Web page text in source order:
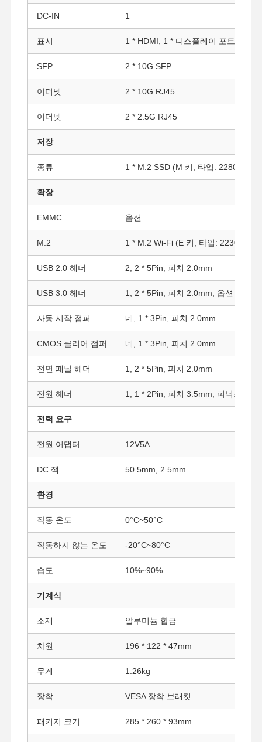
홈 제품 소개 회사 소개 공장 투어
방화벽 미니 PC
산업적 미니 pc
1U 랙마운트 PC
POE 미니 PC
NAS 미니 PC
셀레론 미니 PC
코어 미니 PC
오피스 미니 PC
산업용 마더보드
방화벽 메인보드
DC-IN 1
표시 1 * HDMI, 1 * 디스플레이 포트
SFP 2 * 10G SFP
이더넷 2 * 10G RJ45
이더넷 2 * 2.5G RJ45
저장
종류 1 * M.2 SSD (M 키, 타입: 2280,
확장
EMMC 옵션
M.2 1 * M.2 Wi-Fi (E 키, 타입: 2230)
USB 2.0 헤더 2, 2 * 5Pin, 피치 2.0mm
USB 3.0 헤더 1, 2 * 5Pin, 피치 2.0mm, 옵션
자동 시작 점퍼 네, 1 * 3Pin, 피치 2.0mm
CMOS 클리어 점퍼 네, 1 * 3Pin, 피치 2.0mm
전면 패널 헤더 1, 2 * 5Pin, 피치 2.0mm
전원 헤더 1, 1 * 2Pin, 피치 3.5mm, 피닉스 2Pin
전력 요구
전원 어댑터 12V5A
DC 잭 50.5mm, 2.5mm
환경
작동 온도 0°C~50°C
작동하지 않는 온도 -20°C~80°C
습도 10%~90%
기계식
소재 알루미늄 합금
차원 196 * 122 * 47mm
무게 1.26kg
장착 VESA 장착 브래킷
패키지 크기 285 * 260 * 93mm